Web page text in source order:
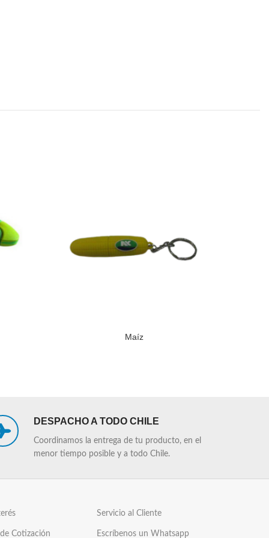
Maíz
DESPACHO A TODO CHILE
Coordinamos la entrega de tu producto, en el
menor tiempo posible y a todo Chile.
Cotización
Servicio al Cliente
Escríbenos un Whatsapp